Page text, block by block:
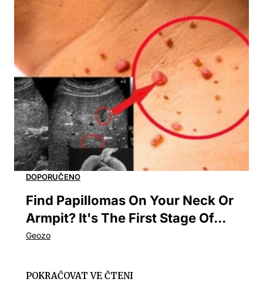
Find Papillomas On Your Neck Or
Armpit? It's The First Stage Of...